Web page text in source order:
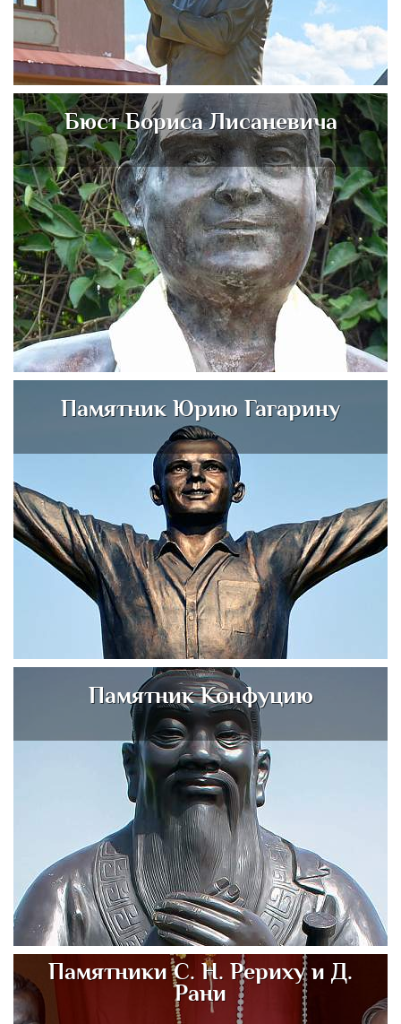
Бюст Бориса Лисаневича
Памятник Юрию Гагарину
Памятник Конфуцию
Памятники С. Н. Рериху и Д.
Рани